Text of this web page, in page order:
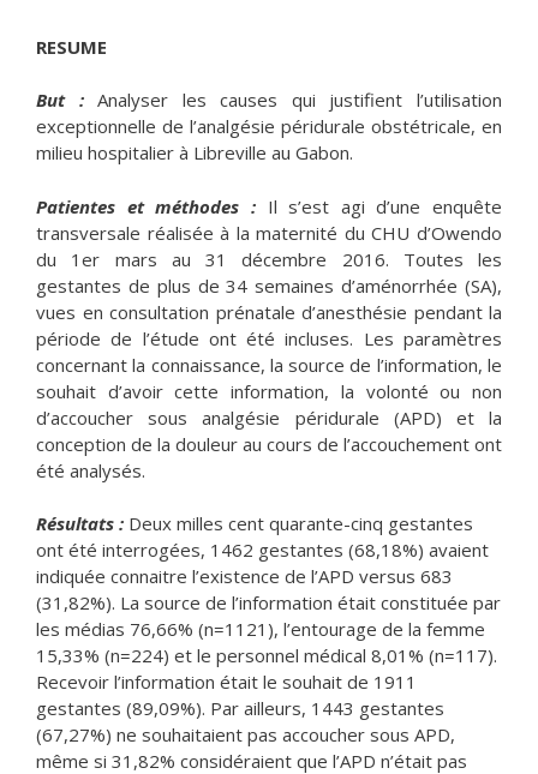
RESUME
But :Analyser les causes qui justifient l’utilisation
exceptionnelle de l’analgésie péridurale obstétricale, en
milieu hospitalier à Libreville au Gabon.
Patientes et méthodes :Il s’est agi d’une enquête
transversale réalisée à la maternité du CHU d’Owendo
du 1er mars au 31 décembre 2016. Toutes les
gestantes de plus de 34 semaines d’aménorrhée (SA),
vues en consultation prénatale d’anesthésie pendant la
période de l’étude ont été incluses. Les paramètres
concernant la connaissance, la source de l’information, le
souhait d’avoir cette information, la volonté ou non
d’accoucher sous analgésie péridurale (APD) et la
conception de la douleur au cours de l’accouchement ont
été analysés.
Résultats : Deux milles cent quarante-cinq gestantes
ont été interrogées, 1462 gestantes (68,18%) avaient
indiquée connaitre l’existence de l’APD versus 683
(31,82%). La source de l’information était constituée par
les médias 76,66% (n=1121), l’entourage de la femme
15,33% (n=224) et le personnel médical 8,01% (n=117).
Recevoir l’information était le souhait de 1911
gestantes (89,09%). Par ailleurs, 1443 gestantes
(67,27%) ne souhaitaient pas accoucher sous APD,
même si 31,82% considéraient que l’APD n’était pas